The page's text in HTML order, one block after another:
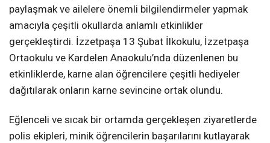
paylaşmak ve ailelere önemli bilgilendirmeler yapmak
amacıyla çeşitli okullarda anlamlı etkinlikler
gerçekleştirdi. İzzetpaşa 13 Şubat İlkokulu, İzzetpaşa
Ortaokulu ve Kardelen Anaokulu’nda düzenlenen bu
etkinliklerde, karne alan öğrencilere çeşitli hediyeler
dağıtılarak onların karne sevincine ortak olundu.
Eğlenceli ve sıcak bir ortamda gerçekleşen ziyaretlerde
polis ekipleri, minik öğrencilerin başarılarını kutlayarak